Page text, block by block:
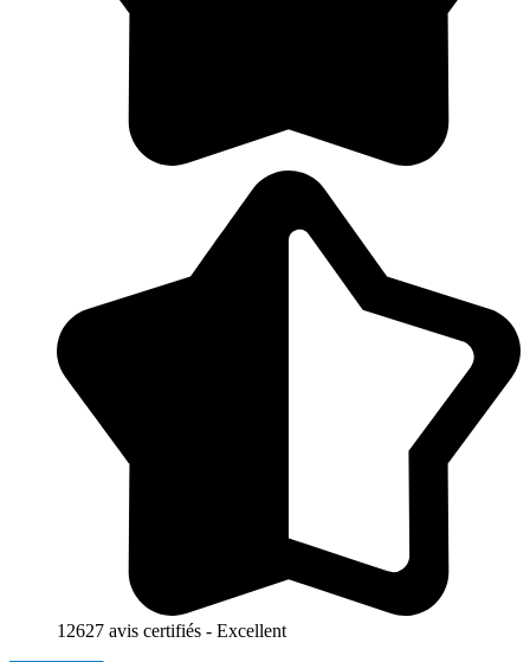
12627 avis certifiés - Excellent